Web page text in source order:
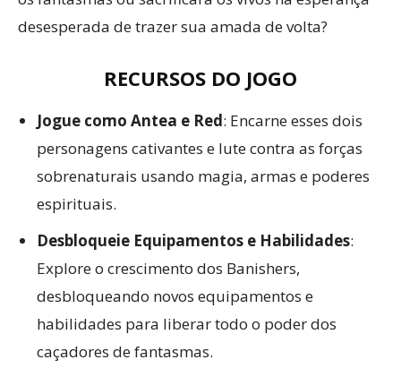
desesperada de trazer sua amada de volta?
RECURSOS DO JOGO
Jogue como Antea e Red: Encarne esses dois
personagens cativantes e lute contra as forças
sobrenaturais usando magia, armas e poderes
espirituais.
Desbloqueie Equipamentos e Habilidades:
Explore o crescimento dos Banishers,
desbloqueando novos equipamentos e
habilidades para liberar todo o poder dos
caçadores de fantasmas.